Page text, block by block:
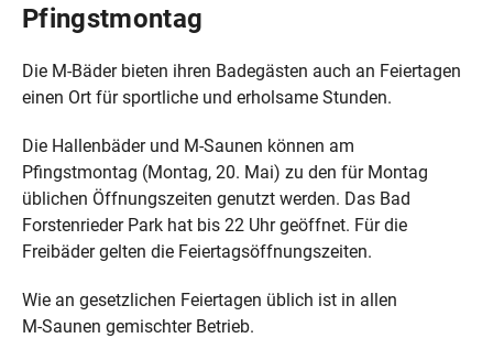
Pfingstmontag
Die M‑Bäder bieten ihren Badegästen auch an Feiertagen
einen Ort für sportliche und erholsame Stunden.
Die Hallenbäder und M‑Saunen können am
Pfingstmontag (Montag, 20. Mai) zu den für Montag
üblichen Öffnungszeiten genutzt werden. Das Bad
Forstenrieder Park hat bis 22 Uhr geöffnet. Für die
Freibäder gelten die Feiertagsöffnungszeiten.
Wie an gesetzlichen Feiertagen üblich ist in allen
M‑Saunen gemischter Betrieb.